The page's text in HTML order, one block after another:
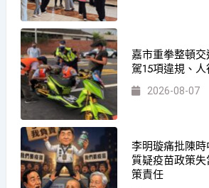
嘉市重拳整頓
駕15項違規、
2026-08-07
李明璇痛批陳
質疑疫苗政策
策責任